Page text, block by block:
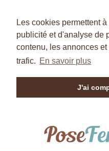
Les cookies permettent
publicité et d'analyse de
contenu, les annonces
trafic. En savoir plus
J'ai